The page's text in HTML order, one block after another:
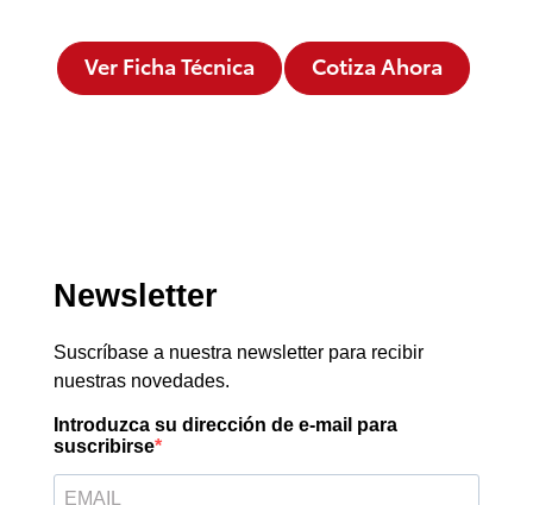
Ver Ficha Técnica Cotiza Ahora